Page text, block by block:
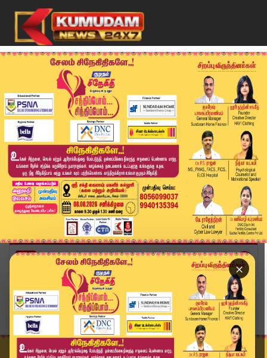
×
Home
வீடியோ ஸ்டோரி
BREAKING : சிவிஎஸ் தரப்பு MLAக்கள் இபிஎஸ் இல்லம...